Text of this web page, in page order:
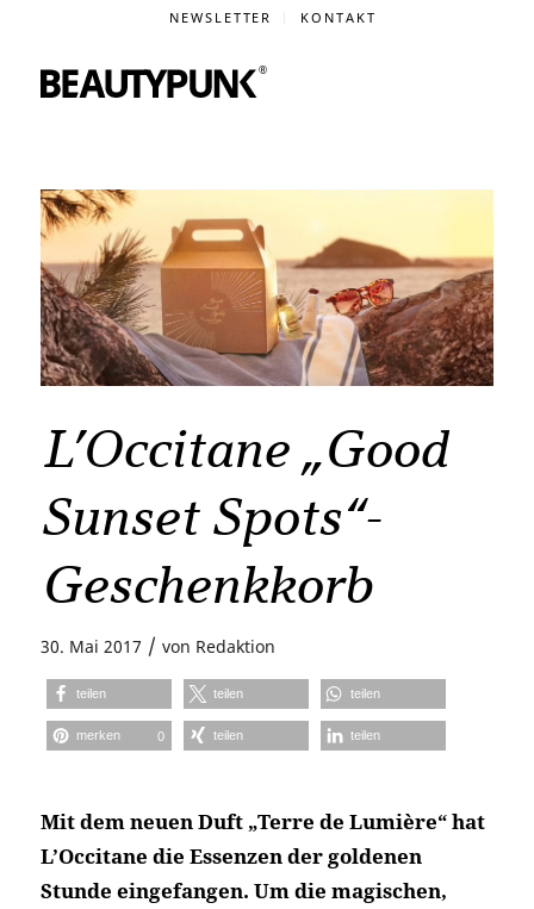
NEWSLETTER KONTAKT
L’Occitane „Good
Sunset Spots“-
Geschenkkorb
30. Mai 2017 / von Redaktion
teilen teilen teilen
merken 0 teilen teilen
Mit dem neuen Duft „Terre de Lumière“ hat
L’Occitane die Essenzen der goldenen
Stunde eingefangen. Um die magischen,